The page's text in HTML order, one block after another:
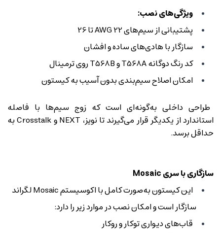
ویژگی‌های نصب:
پشتیبانی از سیم‌های AWG 22 تا 26
سازگار با هادی‌های ساده و افشان
کد رنگ دوگانه T568A و T568B روی ترمینال
امکان اصلاح سیم‌بندی بدون آسیب به کیستون
طراحی داخلی به‌گونه‌ای است که زوج سیم‌ها با فاصله
استاندارد از یکدیگر قرار می‌گیرند تا نویز، NEXT و Crosstalk به
حداقل برسد.
سازگاری با سری Mosaic
این کیستون به‌صورت کامل با اکوسیستم Mosaic لگراند
سازگار است و امکان نصب در موارد زیر را دارد:
قاب‌های دیواری توکار و روکار